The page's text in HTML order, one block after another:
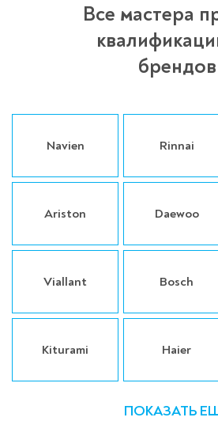
Все мастера
брендов
Navien Rinnai
Ariston Daewoo
Viallant Bosch
Kiturami Haier
ПОКАЗАТЬ